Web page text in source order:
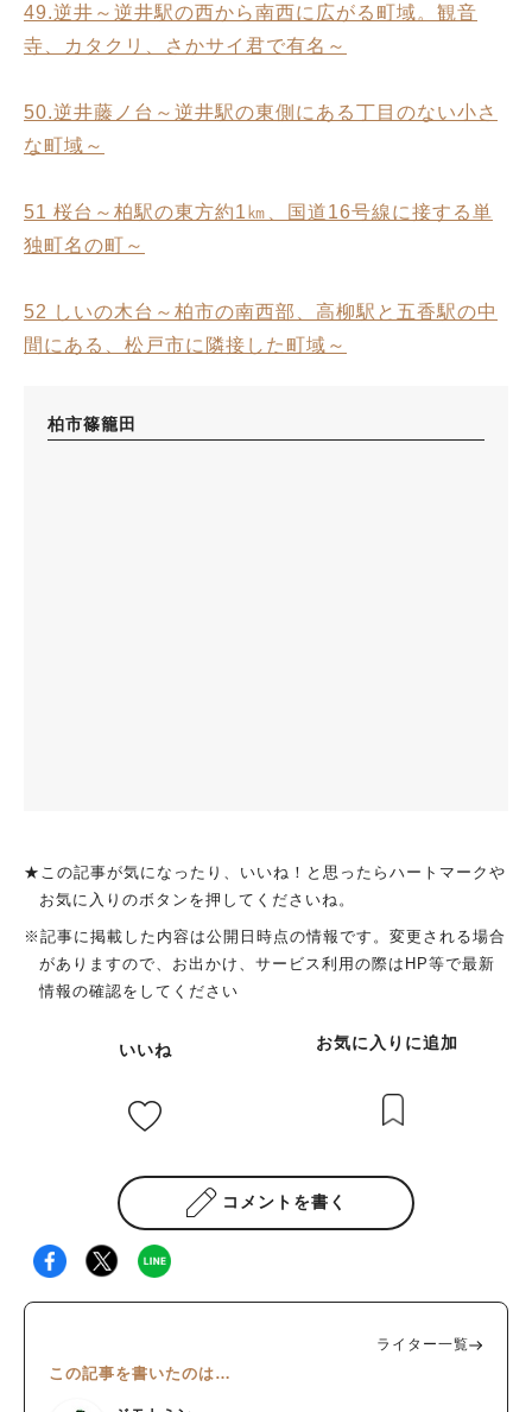
49.逆井～逆井駅の西から南西に広がる町域。観音
寺、カタクリ、さかサイ君で有名～
50.逆井藤ノ台～逆井駅の東側にある丁目のない小さ
な町域～
51 桜台～柏駅の東方約1㎞、国道16号線に接する単
独町名の町～
52 しいの木台～柏市の南西部、高柳駅と五香駅の中
間にある、松戸市に隣接した町域～
柏市篠籠田
★この記事が気になったり、いいね！と思ったらハートマークや
お気に入りのボタンを押してくださいね。
※記事に掲載した内容は公開日時点の情報です。変更される場合
がありますので、お出かけ、サービス利用の際はHP等で最新
情報の確認をしてください
いいね お気に入りに追加
コメントを書く
ライター一覧
この記事を書いたのは…
人気のキーワード
#ショッピング #カフェ #カレー
#イベント
#公園
#教えたい／教えて投稿記事
#教えたい/こんなの見つけた